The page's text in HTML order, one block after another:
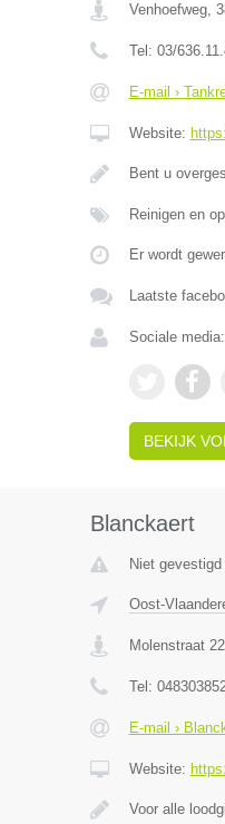
Venhoefweg,
Tel: 03/
E-mail ›
Website:
Bent u
Reinigen en
Er wordt
Laatste
Sociale media:
BEKIJK
Blanckaert
Niet
Oost-
Molenstraat
Tel:
E-mail ›
Website:
Voor alle